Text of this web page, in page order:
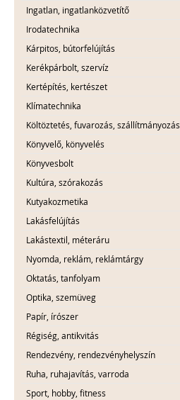
Ingatlan, ingatlanközvetítő
Irodatechnika
Kárpitos, bútorfelújítás
Kerékpárbolt, szervíz
Kertépítés, kertészet
Klímatechnika
Költöztetés, fuvarozás, szállítmányozás
Könyvelő, könyvelés
Könyvesbolt
Kultúra, szórakozás
Kutyakozmetika
Lakásfelújítás
Lakástextil, méteráru
Nyomda, reklám, reklámtárgy
Oktatás, tanfolyam
Optika, szemüveg
Papír, írószer
Régiség, antikvitás
Rendezvény, rendezvényhelyszín
Ruha, ruhajavítás, varroda
Sport, hobby, fitness